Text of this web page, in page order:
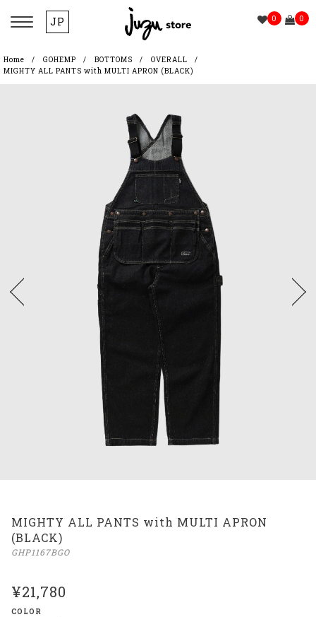
JP 0 0
Home GOHEMP BOTTOMS
OVERALL
MIGHTY ALL PANTS with MULTI APRON (BLACK)
MIGHTY ALL PANTS with MULTI APRON
(BLACK)
GHP1167BGO
¥21,780
COLOR